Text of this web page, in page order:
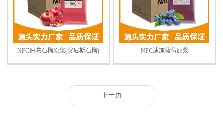
NFC速冻石榴原浆(突尼斯石榴)
Frozen Pomegranate Pulp
NFC速冻蓝莓原浆
FrozenBlueberryePulp
下一页